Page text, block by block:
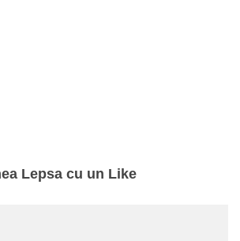
Lepsa cu un Like